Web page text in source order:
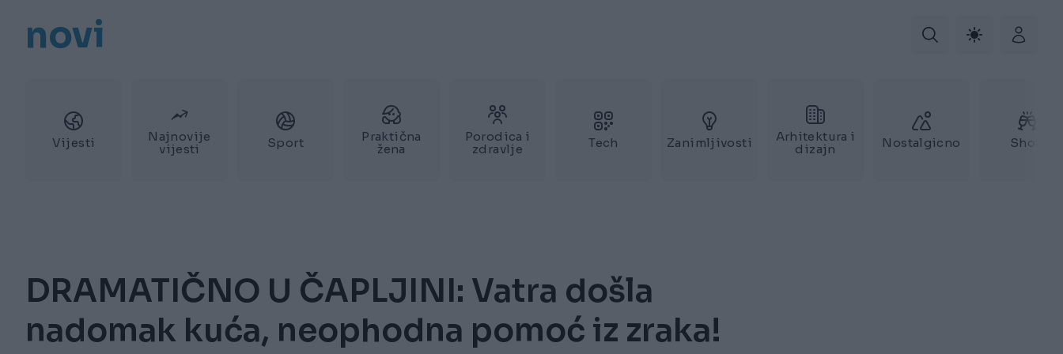
novi
Vijesti
Najnovije
vijesti
Sport
Praktična
žena
Porodica i
zdravlje
Tech Zanimljivosti
Arhitektura i
dizajn
Nostalgicno Show
DRAMATIČNO U ČAPLJINI: Vatra došla
nadomak kuća, neophodna pomoć iz zraka!